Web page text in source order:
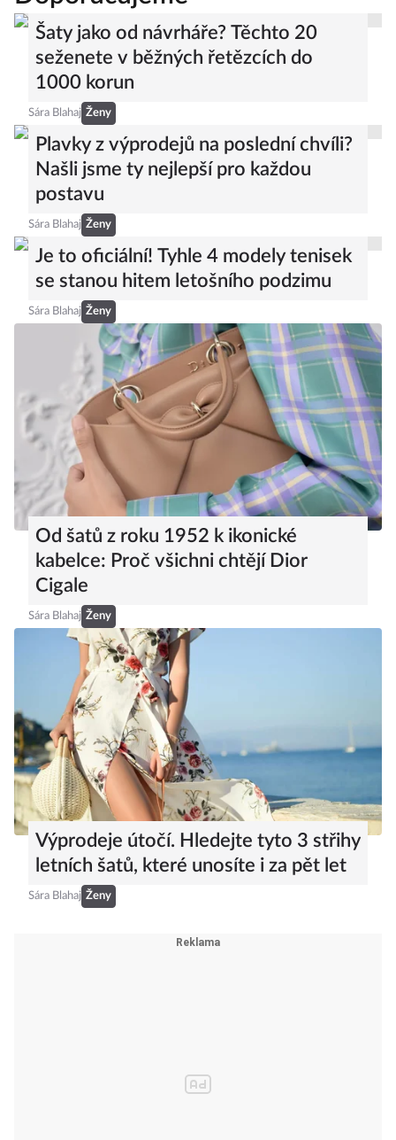
Šaty jako od návrháře? Těchto 20
seženete v běžných řetězcích do
1000 korun
Sára Blahaj Ženy
Plavky z výprodejů na poslední chvíli?
Našli jsme ty nejlepší pro každou
postavu
Sára Blahaj Ženy
Je to oficiální! Tyhle 4 modely tenisek
se stanou hitem letošního podzimu
Sára Blahaj Ženy
Od šatů z roku 1952 k ikonické
kabelce: Proč všichni chtějí Dior
Cigale
Sára Blahaj Ženy
Výprodeje útočí. Hledejte tyto 3 střihy
letních šatů, které unosíte i za pět let
Sára Blahaj Ženy